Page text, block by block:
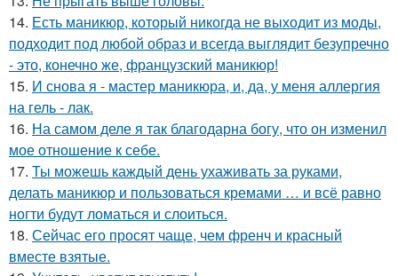
14. Есть маникюр, который никогда не выходит из моды,
подходит под любой образ и всегда выглядит безупречно
- это, конечно же, французский маникюр!
15. И снова я - мастер маникюра, и, да, у меня аллергия
на гель - лак.
16. На самом деле я так благодарна богу, что он изменил
мое отношение к себе.
17. Ты можешь каждый день ухаживать за руками,
делать маникюр и пользоваться кремами … и всё равно
ногти будут ломаться и слоиться.
18. Сейчас его просят чаще, чем френч и красный
вместе взятые.